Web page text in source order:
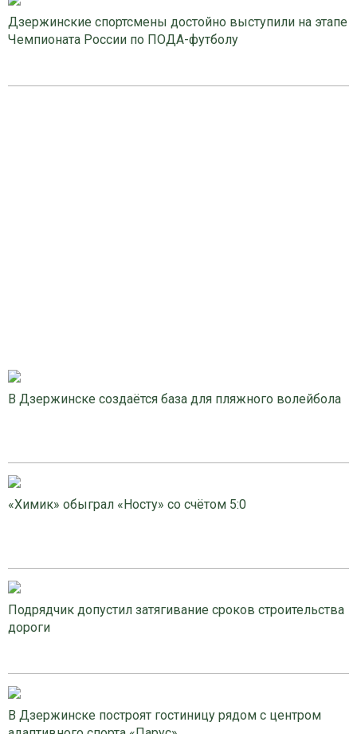
Дзержинские спортсмены достойно выступили на этапе
Чемпионата России по ПОДА-футболу
В Дзержинске создаётся база для пляжного волейбола
«Химик» обыграл «Носту» со счётом 5:0
Подрядчик допустил затягивание сроков строительства
дороги
В Дзержинске построят гостиницу рядом с центром